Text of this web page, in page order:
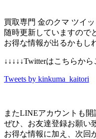
買取専門 金のクマ ツイ
随時更新していますので
お得な情報が出るかもし
↓↓↓↓↓Twitterはこちらか
Tweets by kinkuma_kaitori
またLINEアカウントも開
ぜひ、お友達登録お願い
お得な情報に加え、次回